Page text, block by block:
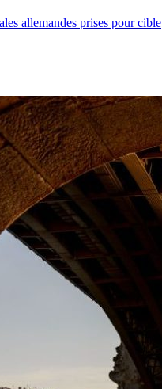
allemandes prises pour cible